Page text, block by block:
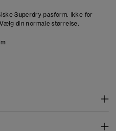
Superdry-pasform. Ikke for
din normale størrelse.